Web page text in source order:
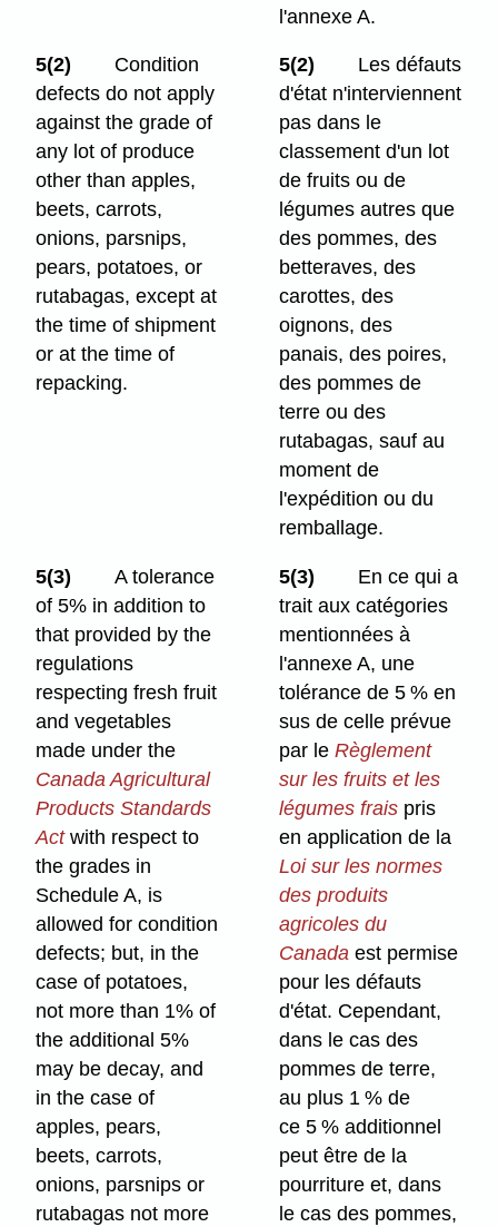
l'annexe A.
5(2)
Condition
defects do not apply
against the grade of
any lot of produce
other than apples,
beets, carrots,
onions, parsnips,
pears, potatoes, or
rutabagas, except at
the time of shipment
or at the time of
repacking.
5(2)
Les défauts
d'état n'interviennent
pas dans le
classement d'un lot
de fruits ou de
légumes autres que
des pommes, des
betteraves, des
carottes, des
oignons, des
panais, des poires,
des pommes de
terre ou des
rutabagas, sauf au
moment de
l'expédition ou du
remballage.
5(3)
A tolerance
of 5% in addition to
that provided by the
regulations
respecting fresh fruit
and vegetables
made under the
Canada Agricultural
Products Standards
Actwith respect to
the grades in
Schedule A, is
allowed for condition
defects; but, in the
case of potatoes,
not more than 1% of
the additional 5%
may be decay, and
in the case of
apples, pears,
beets, carrots,
onions, parsnips or
rutabagas not more
5(3)
En ce qui a
trait aux catégories
mentionnées à
l'annexe A, une
tolérance de 5 % en
sus de celle prévue
par leRèglement
sur les fruits et les
légumes frais pris
en application de la
Loi sur les normes
des produits
agricoles du
Canada est permise
pour les défauts
d'état. Cependant,
dans le cas des
pommes de terre,
au plus 1 % de
ce 5 % additionnel
peut être de la
pourriture et, dans
le cas des pommes,